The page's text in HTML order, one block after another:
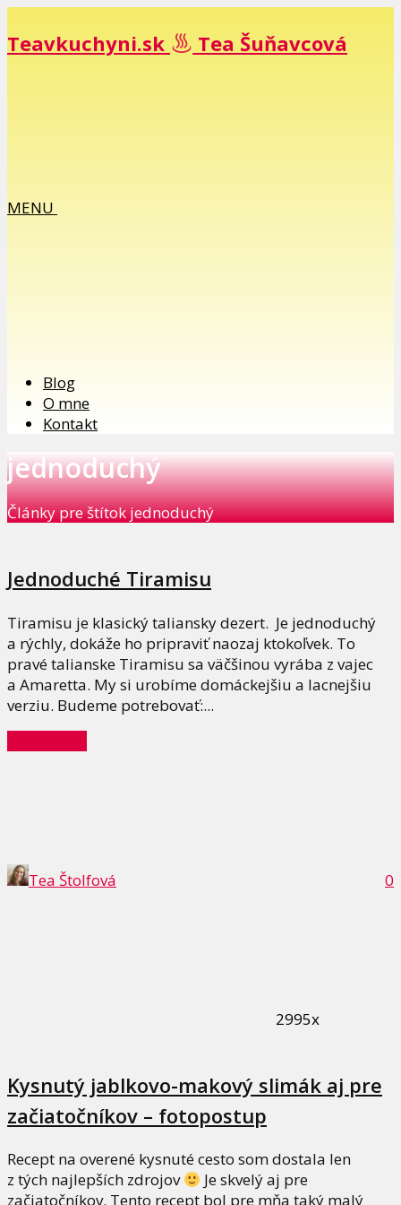
Teavkuchyni.sk Tea Šuňavcová
MENU
Blog
O mne
Kontakt
jednoduchý
Články pre štítok jednoduchý
Jednoduché Tiramisu
Tiramisu je klasický taliansky dezert. Je jednoduchý
a rýchly, dokáže ho pripraviť naozaj ktokoľvek. To
pravé talianske Tiramisu sa väčšinou vyrába z vajec
a Amaretta. My si urobíme domáckejšiu a lacnejšiu
verziu. Budeme potrebovať:...
Tea Štolfová 0
2995x
Kysnutý jablkovo-makový slimák aj pre
začiatočníkov – fotopostup
Recept na overené kysnuté cesto som dostala len
z tých najlepších zdrojov
Je skvelý aj pre
začiatočníkov. Tento recept bol pre mňa taký malý